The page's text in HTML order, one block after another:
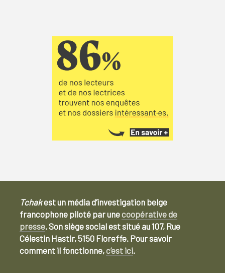
Tchakest un média d’investigation belge
francophone piloté par unecoopérative de
presse. Son siège social est situé au 107, Rue
Célestin Hastir, 5150 Floreffe. Pour savoir
comment il fonctionne,c’est ici.